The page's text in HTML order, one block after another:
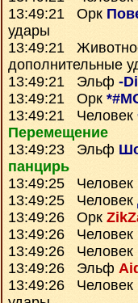
13:49:21 Орк
удары
13:49:21
дополнительные
13:49:21 Эльф -
13:49:21 Орк
13:49:21 Человек
Перемещение
13:49:23 Эльф
панцирь
13:49:25 Человек
13:49:25 Человек
13:49:26 Орк
13:49:26 Человек
13:49:26 Человек
13:49:26 Эльф
13:49:26 Человек